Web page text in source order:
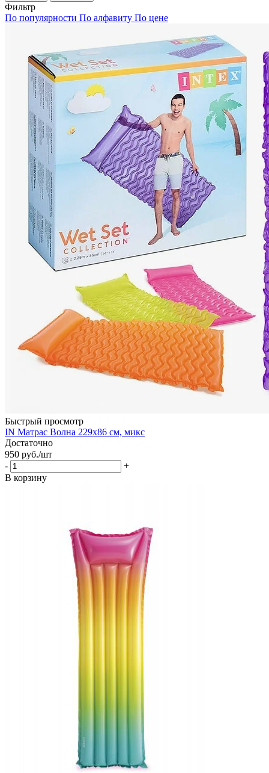
Фильтр
По популярности По алфавиту По цене
Быстрый просмотр
IN Матрас Волна 229х86 см, микс
Достаточно
950 руб./шт
-
+
В корзину